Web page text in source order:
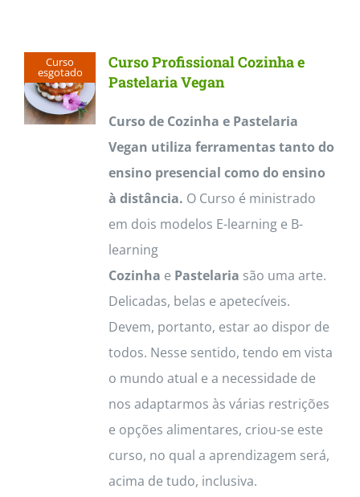
Curso
esgotado
Curso Profissional Cozinha e
Pastelaria Vegan
Curso de Cozinha e Pastelaria
Vegan utiliza ferramentas tanto do
ensino presencial como do ensino
à distância. O Curso é ministrado
em dois modelos E-learning e B-
learning
Cozinha e Pastelaria são uma arte.
Delicadas, belas e apetecíveis.
Devem, portanto, estar ao dispor de
todos. Nesse sentido, tendo em vista
o mundo atual e a necessidade de
nos adaptarmos às várias restrições
e opções alimentares, criou-se este
curso, no qual a aprendizagem será,
acima de tudo, inclusiva.